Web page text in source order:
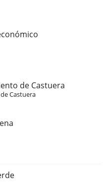
de Castuera
Castuera